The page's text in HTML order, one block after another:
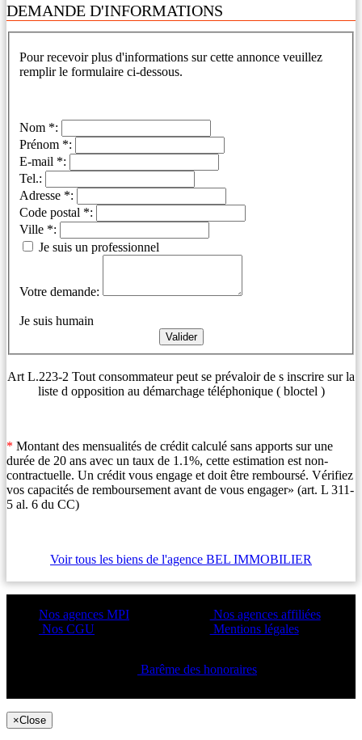
DEMANDE D'INFORMATIONS
Pour recevoir plus d'informations sur cette annonce veuillez
remplir le formulaire ci-dessous.
Nom *:
Prénom *:
E-mail *:
Tel.:
Adresse *:
Code postal *:
Ville *:
Je suis un professionnel
Votre demande:
Je suis humain
Art L.223-2 Tout consommateur peut se prévaloir de s inscrire sur la
liste d opposition au démarchage téléphonique ( bloctel )
* Montant des mensualités de crédit calculé sans apports sur une
durée de 20 ans avec un taux de 1.1%, cette estimation est non-
contractuelle. Un crédit vous engage et doit être remboursé. Vérifiez
vos capacités de remboursement avant de vous engager» (art. L 311-
5 al. 6 du CC)
Voir tous les biens de l'agence BEL IMMOBILIER
Nos agences MPI
Nos CGU
Nos agences affiliées
Mentions légales
Barême des honoraires
×Close